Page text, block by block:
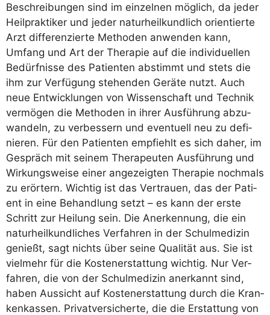
Beschrei­bun­gen sind im ein­zel­nen mög­lich, da jeder
Heil­prak­ti­ker und jeder natur­heil­kund­lich ori­en­tier­te
Arzt dif­fe­ren­zier­te Metho­den anwen­den kann,
Umfang und Art der The­ra­pie auf die indi­vi­du­el­len
Bedürf­nis­se des Pati­en­ten abstimmt und stets die
ihm zur Ver­fü­gung ste­hen­den Gerä­te nutzt. Auch
neue Ent­wick­lun­gen von Wis­sen­schaft und Tech­nik
ver­mö­gen die Metho­den in ihrer Aus­füh­rung abzu­
wan­deln, zu ver­bes­sern und even­tu­ell neu zu defi­
nie­ren. Für den Pati­en­ten emp­fiehlt es sich daher, im
Gespräch mit sei­nem The­ra­peu­ten Aus­füh­rung und
Wir­kungs­wei­se einer ange­zeig­ten The­ra­pie noch­mals
zu erör­tern. Wich­tig ist das Ver­trau­en, das der Pati­
ent in eine Behand­lung setzt – es kann der ers­te
Schritt zur Hei­lung sein. Die Aner­ken­nung, die ein
natur­heil­kund­li­ches Ver­fah­ren in der Schul­me­di­zin
genießt, sagt nichts über sei­ne Qua­li­tät aus. Sie ist
viel­mehr für die Kos­ten­er­stat­tung wich­tig. Nur Ver­
fah­ren, die von der Schul­me­di­zin aner­kannt sind,
haben Aus­sicht auf Kos­ten­er­stat­tung durch die Kran­
ken­kas­sen. Pri­vat­ver­si­cher­te, die die Erstat­tung von